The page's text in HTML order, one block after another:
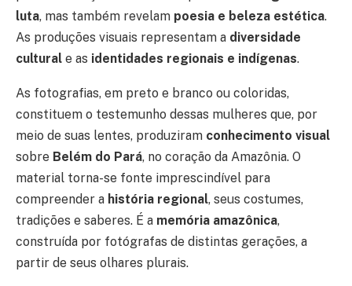
luta, mas também revelam poesia e beleza estética.
As produções visuais representam a diversidade
cultural e as identidades regionais e indígenas.
As fotografias, em preto e branco ou coloridas,
constituem o testemunho dessas mulheres que, por
meio de suas lentes, produziram conhecimento visual
sobre Belém do Pará, no coração da Amazônia. O
material torna-se fonte imprescindível para
compreender a história regional, seus costumes,
tradições e saberes. É a memória amazônica,
construída por fotógrafas de distintas gerações, a
partir de seus olhares plurais.